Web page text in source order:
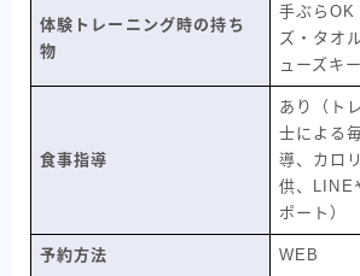
体験トレーニング時の持ち
物
手ぶらOK
ズ・タオ
ューズキ
食事指導
あり（ト
士による
導、カロ
供、LINE
ポート）
予約方法 WEB